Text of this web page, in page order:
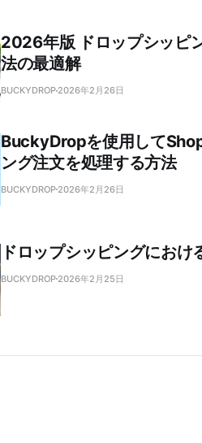
2026年版 ドロップシッピ
法の最適解
BUCKYDROP 2026年2月26日
BuckyDropを使用して
ング注文を処理する方法
BUCKYDROP 2026年2月26日
ドロップシッピングにおけ
BUCKYDROP 2026年2月25日